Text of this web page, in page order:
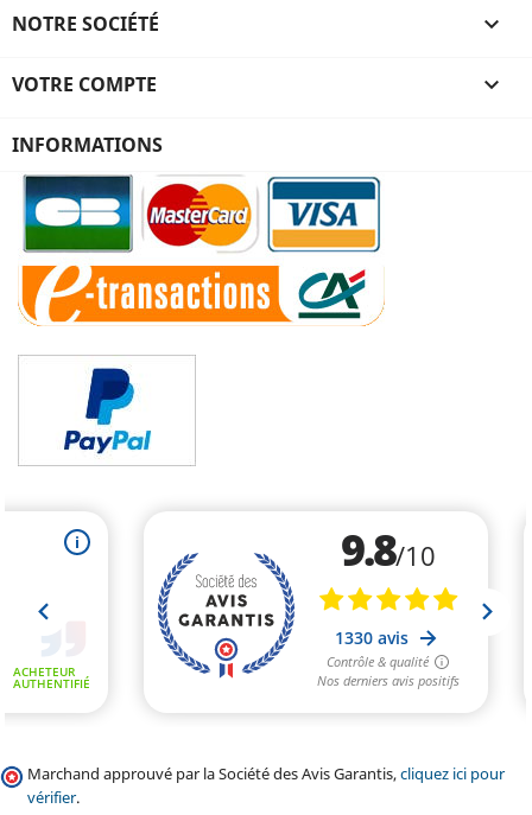
NOTRE SOCIÉTÉ 
VOTRE COMPTE 
INFORMATIONS
Marchand approuvé par la Société des Avis Garantis,cliquez ici pour
vérifier.